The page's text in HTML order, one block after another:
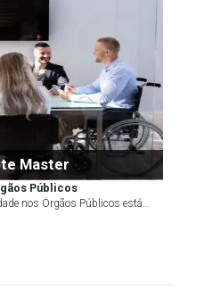
Master
Públicos
nos Órgãos Públicos está
por artigos e víd...